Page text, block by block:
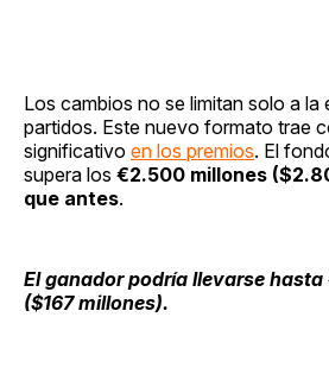
Los cambios no se limitan solo a la
partidos. Este nuevo formato trae
significativo en los premios. El
supera los €2.500 millones
que antes.
El ganador podría llevarse hasta
($167 millones).